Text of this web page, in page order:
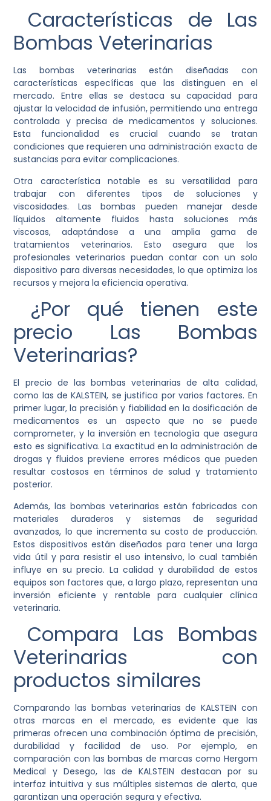
Características de Las
Bombas Veterinarias
Las bombas veterinarias están diseñadas con
características específicas que las distinguen en el
mercado. Entre ellas se destaca su capacidad para
ajustar la velocidad de infusión, permitiendo una entrega
controlada y precisa de medicamentos y soluciones.
Esta funcionalidad es crucial cuando se tratan
condiciones que requieren una administración exacta de
sustancias para evitar complicaciones.
Otra característica notable es su versatilidad para
trabajar con diferentes tipos de soluciones y
viscosidades. Las bombas pueden manejar desde
líquidos altamente fluidos hasta soluciones más
viscosas, adaptándose a una amplia gama de
tratamientos veterinarios. Esto asegura que los
profesionales veterinarios puedan contar con un solo
dispositivo para diversas necesidades, lo que optimiza los
recursos y mejora la eficiencia operativa.
¿Por qué tienen este
precio Las Bombas
Veterinarias?
El precio de las bombas veterinarias de alta calidad,
como las de KALSTEIN, se justifica por varios factores. En
primer lugar, la precisión y fiabilidad en la dosificación de
medicamentos es un aspecto que no se puede
comprometer, y la inversión en tecnología que asegura
esto es significativa. La exactitud en la administración de
drogas y fluidos previene errores médicos que pueden
resultar costosos en términos de salud y tratamiento
posterior.
Además, las bombas veterinarias están fabricadas con
materiales duraderos y sistemas de seguridad
avanzados, lo que incrementa su costo de producción.
Estos dispositivos están diseñados para tener una larga
vida útil y para resistir el uso intensivo, lo cual también
influye en su precio. La calidad y durabilidad de estos
equipos son factores que, a largo plazo, representan una
inversión eficiente y rentable para cualquier clínica
veterinaria.
Compara Las Bombas
Veterinarias con
productos similares
Comparando las bombas veterinarias de KALSTEIN con
otras marcas en el mercado, es evidente que las
primeras ofrecen una combinación óptima de precisión,
durabilidad y facilidad de uso. Por ejemplo, en
comparación con las bombas de marcas como Hergom
Medical y Desego, las de KALSTEIN destacan por su
interfaz intuitiva y sus múltiples sistemas de alerta, que
garantizan una operación segura y efectiva.